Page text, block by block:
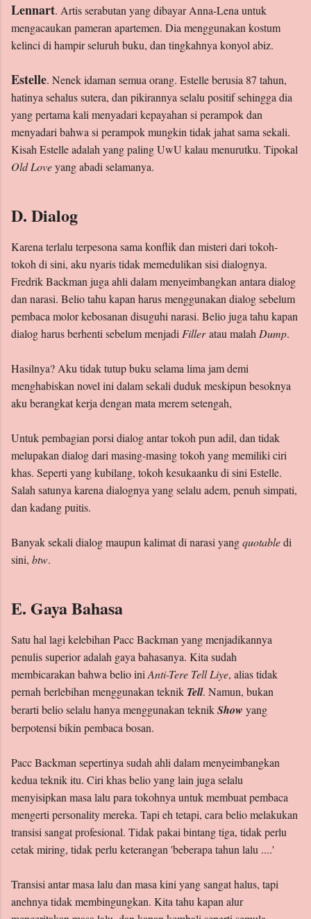
Lennart. Artis serabutan yang dibayar Anna-Lena untuk
mengacaukan pameran apartemen. Dia menggunakan kostum
kelinci di hampir seluruh buku, dan tingkahnya konyol abiz.
Estelle. Nenek idaman semua orang. Estelle berusia 87 tahun,
hatinya sehalus sutera, dan pikirannya selalu positif sehingga dia
yang pertama kali menyadari kepayahan si perampok dan
menyadari bahwa si perampok mungkin tidak jahat sama sekali.
Kisah Estelle adalah yang paling UwU kalau menurutku. Tipokal
Old Loveyang abadi selamanya.
D. Dialog
Karena terlalu terpesona sama konflik dan misteri dari tokoh-
tokoh di sini, aku nyaris tidak memedulikan sisi dialognya.
Fredrik Backman juga ahli dalam menyeimbangkan antara dialog
dan narasi. Belio tahu kapan harus menggunakan dialog sebelum
pembaca molor kebosanan disuguhi narasi. Belio juga tahu kapan
dialog harus berhenti sebelum menjadi Filleratau malah Dump.
Hasilnya? Aku tidak tutup buku selama lima jam demi
menghabiskan novel ini dalam sekali duduk meskipun besoknya
aku berangkat kerja dengan mata merem setengah,
Untuk pembagian porsi dialog antar tokoh pun adil, dan tidak
melupakan dialog dari masing-masing tokoh yang memiliki ciri
khas. Seperti yang kubilang, tokoh kesukaanku di sini Estelle.
Salah satunya karena dialognya yang selalu adem, penuh simpati,
dan kadang puitis.
Banyak sekali dialog maupun kalimat di narasi yangquotabledi
sini, btw.
E. Gaya Bahasa
Satu hal lagi kelebihan Pacc Backman yang menjadikannya
penulis superior adalah gaya bahasanya. Kita sudah
membicarakan bahwa belio ini Anti-Tere Tell Liye, alias tidak
pernah berlebihan menggunakan teknik Tell. Namun, bukan
berarti belio selalu hanya menggunakan teknikShow yang
berpotensi bikin pembaca bosan.
Pacc Backman sepertinya sudah ahli dalam menyeimbangkan
kedua teknik itu. Ciri khas belio yang lain juga selalu
menyisipkan masa lalu para tokohnya untuk membuat pembaca
mengerti personality mereka. Tapi eh tetapi, cara belio melakukan
transisi sangat profesional. Tidak pakai bintang tiga, tidak perlu
cetak miring, tidak perlu keterangan 'beberapa tahun lalu ....'
Transisi antar masa lalu dan masa kini yang sangat halus, tapi
anehnya tidak membingungkan. Kita tahu kapan alur